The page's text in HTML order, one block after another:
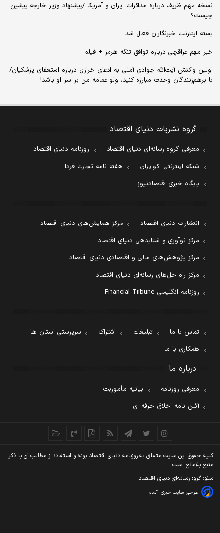
نسخه‌ مهم ظریف درباره مذاکرات ایران و آمریکا /پیشنهاد وزیر خارجه پیشین
چیست؟
بسته اینترنت خبرنگاران فعال شد
خبر مهم عراقچی درباره توافق تنگه هرمز + فیلم
اولین واکنش آیت‌الله جوادی آملی به ادعای خرازی درباره استعفای پزشکیان/
با برهم‌زنندگان وحدت مبارزه کنید، ولو عمامه من بر سر او باشد!
گروه نشریات دنیای اقتصاد
معرفی گروه رسانه‌ای دنیای اقتصاد
روزنامه دنیای اقتصاد
شبکه اینترنتی اکوایران
هفته نامه تجارت فردا
پایگاه خبری اقتصادنیوز
انتشارات دنیای اقتصاد
مرکز همایش‌های دنیای اقتصاد
مرکز نوآوری و شتابدهی دنیای اقتصاد
مرکز پژوهش‌های مالی و اقتصادی دنیای اقتصاد
مرکز راه حل‌های رسانه‌ای دنیای اقتصاد
روزنامه انگلیسی Financial Tribune
تماس با ما تبلیغات اشتراک
سرپرستی استان ها
همکاری با ما
درباره ما
معرفی روزنامه
بیانیه مأموریت
آئین نامه اخلاق حرفه ای
کليه حقوق اين سايت متعلق به روزنامه دنيای اقتصاد بوده و استفاده از مطالب آن با ذکر
منبع بلامانع است
سئو: گروه رسانه‌ای دنیای اقتصاد
طراحی سایت خبری آسام